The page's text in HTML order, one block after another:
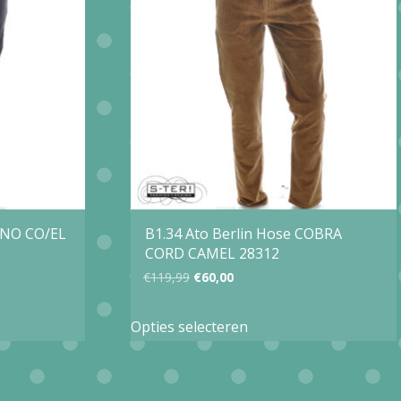
Deze
optie
kan
gekozen
worden
op
de
productpagina
CO/EL
B1.34 Ato Berlin Hose COBRA
CORD CAMEL 28312
€119,99 Oorspronkelijke
was:
€60,00Huidige
is:
Opties selecteren